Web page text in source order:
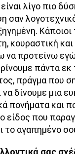
λίγο πιο
σαν
κουραστική
να προτείνω
πάντα εκ
πράγμα που
να δίνουμε μια
πονήματα και
είδος που
το αγαπημένο